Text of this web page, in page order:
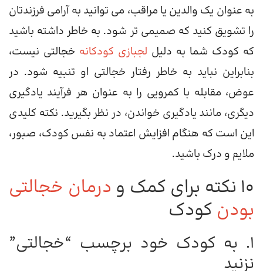
به عنوان یک والدین یا مراقب، می توانید به آرامی فرزندتان
را تشویق کنید که صمیمی تر شود. به خاطر داشته باشید
که کودک شما به دلیل لجبازی کودکانه خجالتی نیست،
بنابراین نباید به خاطر رفتار خجالتی او تنبیه شود. در
عوض، مقابله با کمرویی را به عنوان هر فرآیند یادگیری
دیگری، مانند یادگیری خواندن، در نظر بگیرید. نکته کلیدی
این است که هنگام افزایش اعتماد به نفس کودک، صبور،
ملایم و درک باشید.
10 نکته برای کمک و
درمان خجالتی
بودن کودک
1. به کودک خود برچسب “خجالتی”
نزنید